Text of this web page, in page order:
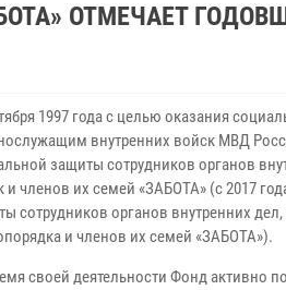
ОТМЕЧАЕТ
1997 года с целью оказания
внутренних войск МВД
защиты сотрудников органов
и членов их семей «ЗАБОТА» (с 2017
сотрудников органов внутренних
и членов их семей «ЗАБОТА»).
своей деятельности Фонд активно